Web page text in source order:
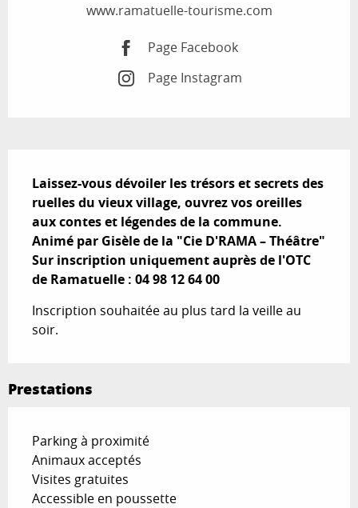
www.ramatuelle-tourisme.com
Page Facebook
Page Instagram
Laissez-vous dévoiler les trésors et secrets des
ruelles du vieux village, ouvrez vos oreilles
aux contes et légendes de la commune.
Animé par Gisèle de la "Cie D'RAMA – Théâtre"
Sur inscription uniquement auprès de l'OTC
de Ramatuelle : 04 98 12 64 00
Inscription souhaitée au plus tard la veille au
soir.
Prestations
Parking à proximité
Animaux acceptés
Visites gratuites
Accessible en poussette